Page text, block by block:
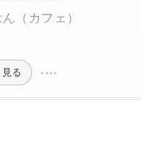
（カフェ）
る